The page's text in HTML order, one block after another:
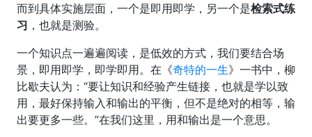
而到具体实施层面，一个是即用即学，另一个是检索式练
习 ，也就是测验。
一个知识点一遍遍阅读，是低效的方式，我们要结合场
景，即用即学，即学即用。在《奇特的一生》一书中，柳
比歇夫认为：“要让知识和经验产生链接，也就是学以致
用，最好保持输入和输出的平衡，但不是绝对的相等，输
出要更多一些。”在我们这里，用和输出是一个意思。